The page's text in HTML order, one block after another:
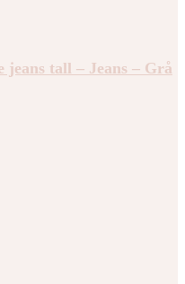
tall – Jeans – Grå